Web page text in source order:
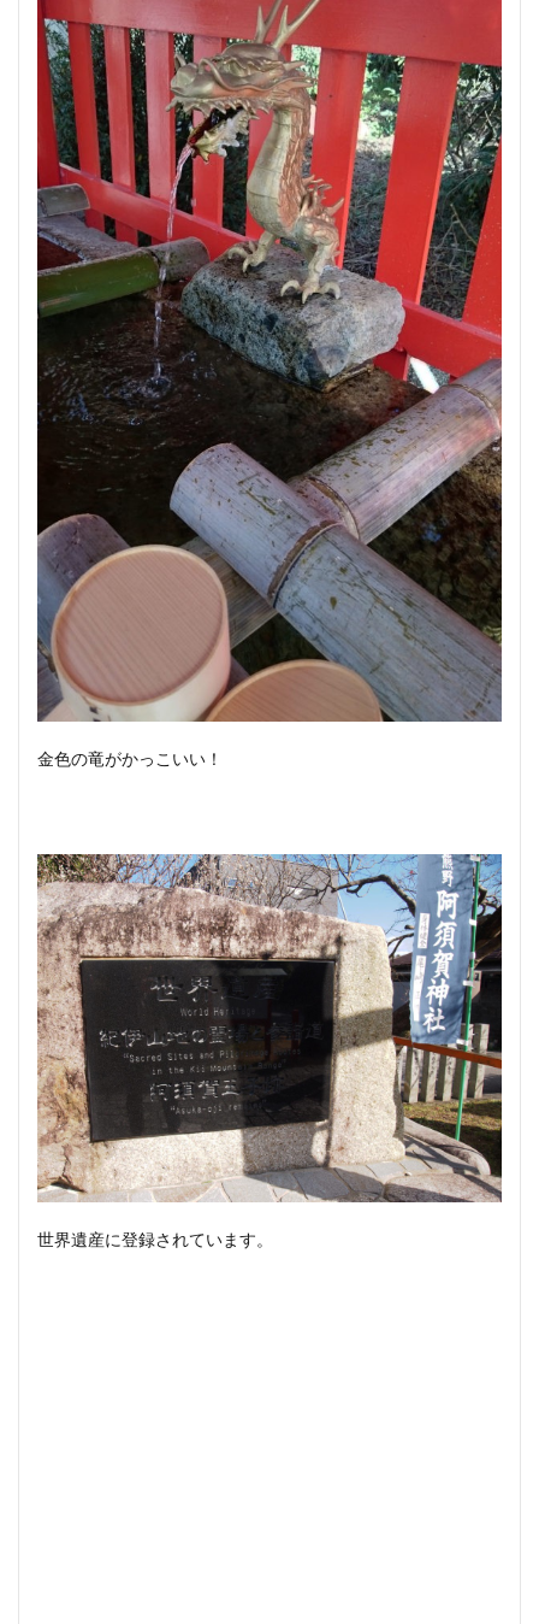
金色の竜がかっこいい！
世界遺産に登録されています。